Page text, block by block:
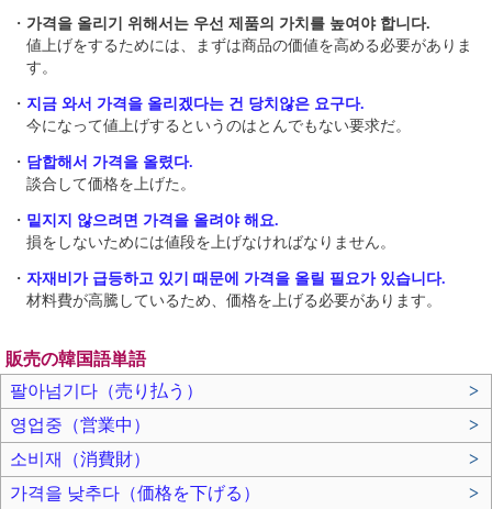
・ 가격을 올리기 위해서는 우선 제품의 가치를 높여야 합니다.
値上げをするためには、まずは商品の価値を高める必要がありま
す。
・ 지금 와서 가격을 올리겠다는 건 당치않은 요구다.
今になって値上げするというのはとんでもない要求だ。
・ 담합해서 가격을 올렸다.
談合して価格を上げた。
・ 밑지지 않으려면 가격을 올려야 해요.
損をしないためには値段を上げなければなりません。
・ 자재비가 급등하고 있기 때문에 가격을 올릴 필요가 있습니다.
材料費が高騰しているため、価格を上げる必要があります。
販売の韓国語単語
팔아넘기다（売り払う）
>
영업중（営業中）
>
소비재（消費財）
>
가격을 낮추다（価格を下げる）
>